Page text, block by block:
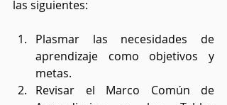
las siguientes:
Plasmar las necesidades de
aprendizaje como objetivos y
metas.
Revisar el Marco Común de